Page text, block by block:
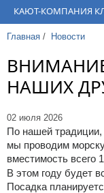
КАЮТ-КОМПАНИЯ
Главная / Новости
НАШИХ
02 июля 2026
По нашей
мы проводим
вместимость всего
В этом году будет
Посадка